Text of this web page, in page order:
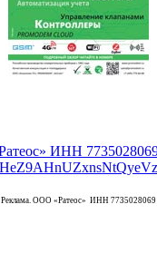
Реклама. ООО «Ратеос» ИНН 7735028069